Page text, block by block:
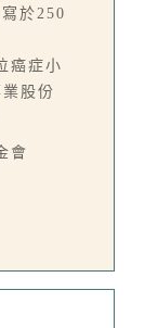
於250
癌症小
股份
會